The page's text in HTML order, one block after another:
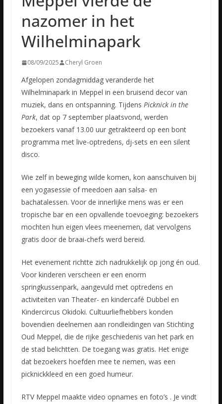
nazomer in het
Wilhelminapark
08/09/2025 Cheryl Groen
Afgelopen zondagmiddag veranderde het
Wilhelminapark in Meppel in een bruisend decor van
muziek, dans en ontspanning. Tijdens Picknick in the
Park, dat op 7 september plaatsvond, werden
bezoekers vanaf 13.00 uur getrakteerd op een bont
programma met live-optredens, dj-sets en een silent
disco.
Wie zelf in beweging wilde komen, kon aanschuiven bij
een yogasessie of meedoen aan salsa- en
bachatalessen. Voor de innerlijke mens was er een
tropische bar en een opvallende toevoeging: bezoekers
mochten hun eigen vlees meenemen, dat vervolgens
gratis door de braai-chefs werd bereid.
Het evenement richtte zich nadrukkelijk op jong én oud.
Voor kinderen verscheen er een enorm
springkussenpark, aangevuld met optredens en
activiteiten van Theater- en kindercafé Dubbel en
Kindercircus Okidoki. Cultuurliefhebbers konden
bovendien deelnemen aan rondleidingen van Stichting
Oud Meppel, die de rijke geschiedenis van het park en
de stad belichtten. De toegang was gratis. Het enige
dat bezoekers hoefden mee te nemen, was een
picknickkleed en een goed humeur.
RTV Meppel maakte video opnames en foto’s . Je vindt